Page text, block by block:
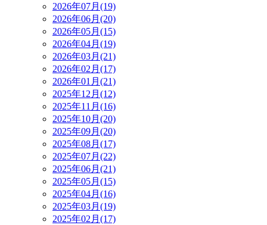
2026年07月(19)
2026年06月(20)
2026年05月(15)
2026年04月(19)
2026年03月(21)
2026年02月(17)
2026年01月(21)
2025年12月(12)
2025年11月(16)
2025年10月(20)
2025年09月(20)
2025年08月(17)
2025年07月(22)
2025年06月(21)
2025年05月(15)
2025年04月(16)
2025年03月(19)
2025年02月(17)